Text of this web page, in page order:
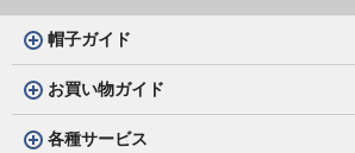
帽子ガイド
お買い物ガイド
各種サービス